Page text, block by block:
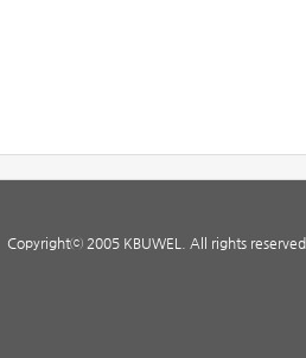
Copyrightⓒ 2005 KBUWEL. All rights reserved.